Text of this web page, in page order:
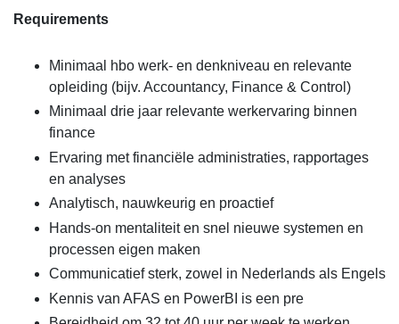
Requirements
Minimaal hbo werk- en denkniveau en relevante
opleiding (bijv. Accountancy, Finance & Control)
Minimaal drie jaar relevante werkervaring binnen
finance
Ervaring met financiële administraties, rapportages
en analyses
Analytisch, nauwkeurig en proactief
Hands-on mentaliteit en snel nieuwe systemen en
processen eigen maken
Communicatief sterk, zowel in Nederlands als Engels
Kennis van AFAS en PowerBI is een pre